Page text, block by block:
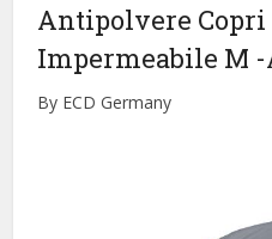
Antipolvere
Impermeabile M
By ECD Germany